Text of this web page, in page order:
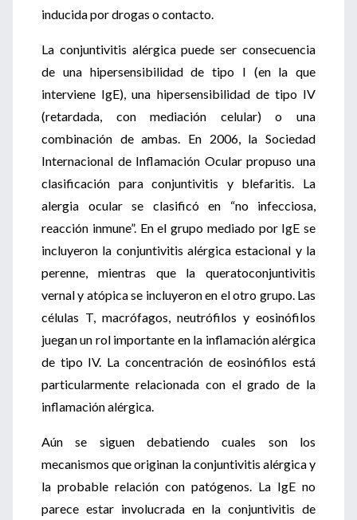
inducida por drogas o contacto.
La conjuntivitis alérgica puede ser consecuencia
de una hipersensibilidad de tipo I (en la que
interviene IgE), una hipersensibilidad de tipo IV
(retardada, con mediación celular) o una
combinación de ambas. En 2006, la Sociedad
Internacional de Inflamación Ocular propuso una
clasificación para conjuntivitis y blefaritis. La
alergia ocular se clasificó en “no infecciosa,
reacción inmune”. En el grupo mediado por IgE se
incluyeron la conjuntivitis alérgica estacional y la
perenne, mientras que la queratoconjuntivitis
vernal y atópica se incluyeron en el otro grupo. Las
células T, macrófagos, neutrófilos y eosinófilos
juegan un rol importante en la inflamación alérgica
de tipo IV. La concentración de eosinófilos está
particularmente relacionada con el grado de la
inflamación alérgica.
Aún se siguen debatiendo cuales son los
mecanismos que originan la conjuntivitis alérgica y
la probable relación con patógenos. La IgE no
parece estar involucrada en la conjuntivitis de